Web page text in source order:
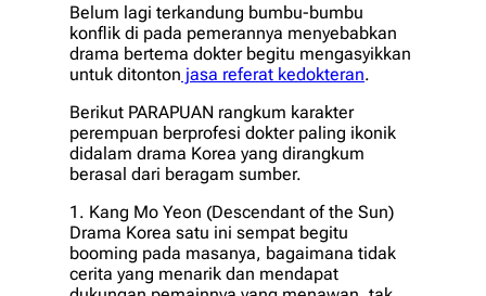
Belum lagi terkandung bumbu-bumbu
konflik di pada pemerannya menyebabkan
drama bertema dokter begitu mengasyikkan
untuk ditonton jasa referat kedokteran.
Berikut PARAPUAN rangkum karakter
perempuan berprofesi dokter paling ikonik
didalam drama Korea yang dirangkum
berasal dari beragam sumber.
1. Kang Mo Yeon (Descendant of the Sun)
Drama Korea satu ini sempat begitu
booming pada masanya, bagaimana tidak
cerita yang menarik dan mendapat